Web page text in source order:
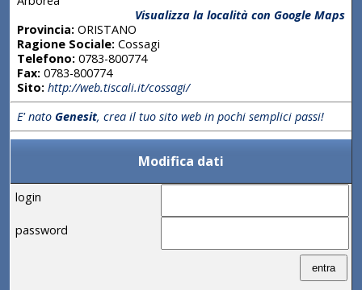
Visualizza la località con Google Maps
Provincia:ORISTANO
Ragione Sociale:Cossagi
Telefono:0783-800774
Fax:0783-800774
Sito: http://web.tiscali.it/cossagi/
E' nato Genesit, crea il tuo sito web in pochi semplici passi!
Modifica dati
login
password